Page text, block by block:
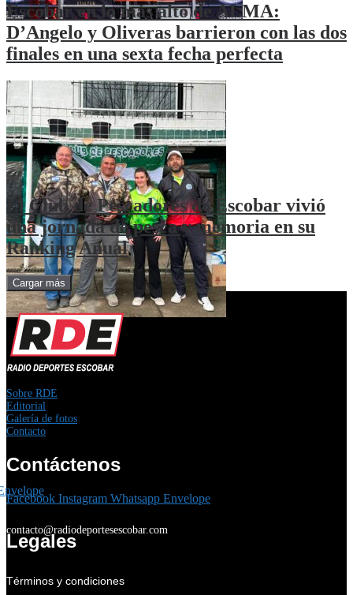
Escobar en lo más alto de ALMA:
D’Angelo y Oliveras barrieron con las dos
finales en una sexta fecha perfecta
El Club de Pescadores de Escobar vivió
una jornada de pesca y memoria en su
Ranking Anual
Cargar más
Sobre RDE
Editorial
Galería de fotos
Contacto
Contáctenos
Facebook Instagram Whatsapp Envelope
contacto@radiodeportesescobar.com
Legales
Términos y condiciones